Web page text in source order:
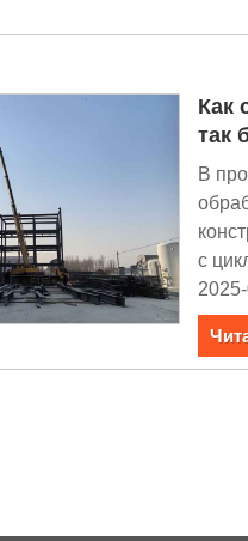
Как
так
В
с